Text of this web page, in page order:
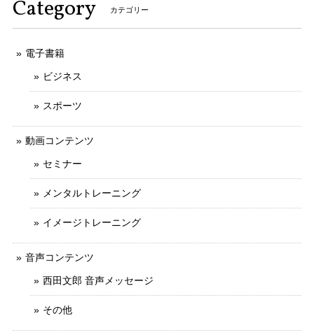
Category カテゴリー
電子書籍
ビジネス
スポーツ
動画コンテンツ
セミナー
メンタルトレーニング
イメージトレーニング
音声コンテンツ
西田文郎 音声メッセージ
その他